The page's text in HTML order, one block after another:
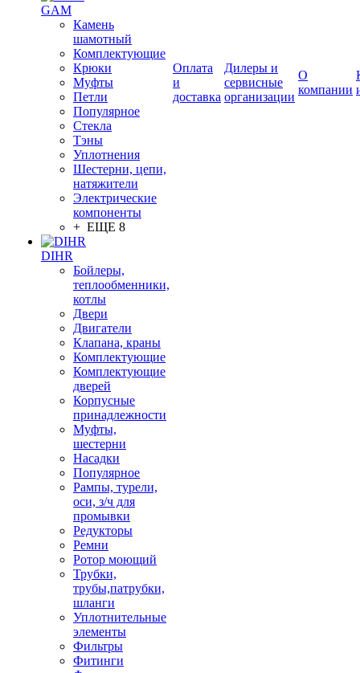
GAM
Камень
шамотный
Комплектующие
Крюки
Муфты
Петли
Популярное
Стекла
Тэны
Уплотнения
Шестерни, цепи,
натяжители
Электрические
компоненты
+ ЕЩЕ 8
DIHR
Бойлеры,
теплообменники,
котлы
Двери
Двигатели
Клапана, краны
Комплектующие
Комплектующие
дверей
Корпусные
принадлежности
Муфты,
шестерни
Насадки
Популярное
Рампы, турели,
оси, з/ч для
промывки
Редукторы
Ремни
Ротор моющий
Трубки,
трубы,патрубки,
шланги
Уплотнительные
элементы
Фильтры
Фитинги
Оплата
и
доставка
Дилеры и
сервисные
организации
О
компании